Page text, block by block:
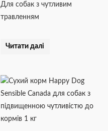
Для собак з чутливим
травленням
Читати далі